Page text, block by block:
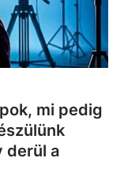
mi pedig
derül a